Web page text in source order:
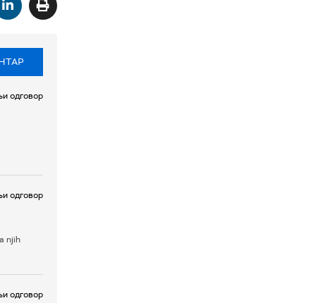
одговор
одговор
njih
одговор